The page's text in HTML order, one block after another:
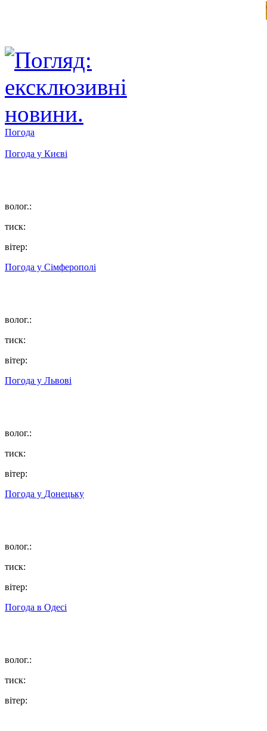
Погода
Погода у Києві
волог.:
тиск:
вітер:
Погода у Сімферополі
волог.:
тиск:
вітер:
Погода у Львові
волог.:
тиск:
вітер:
Погода у Донецьку
волог.:
тиск:
вітер:
Погода в Одесі
волог.:
тиск:
вітер: